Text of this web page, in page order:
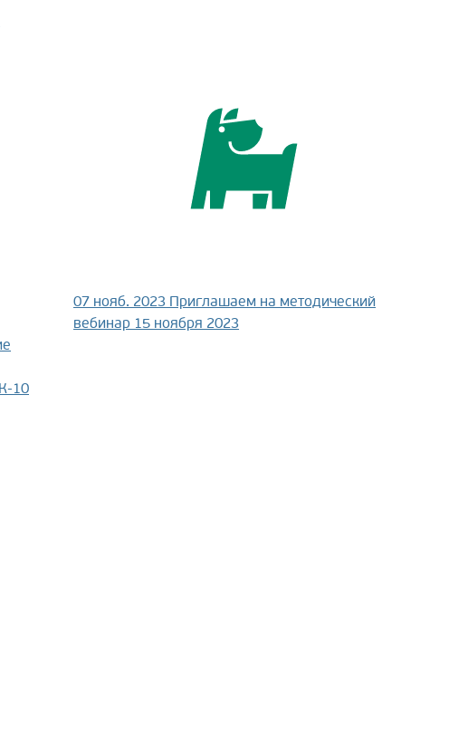
10
07 нояб. 2023 Приглашаем на методический
вебинар 15 ноября 2023